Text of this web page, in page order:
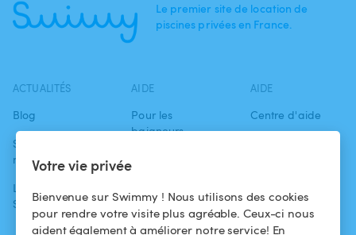
Votre vie privée
Bienvenue sur Swimmy ! Nous utilisons des cookies
pour rendre votre visite plus agréable. Ceux-ci nous
aident également à améliorer notre service! En
Le premier site de location de
piscines privées en France.
ACTUALITÉS
Blog
Swimmy dans les
médias
L'aventure
Swimmy
AIDE
Pour les
baigneurs
Louer ma piscine
AIDE
Centre d'aide
confidentialité